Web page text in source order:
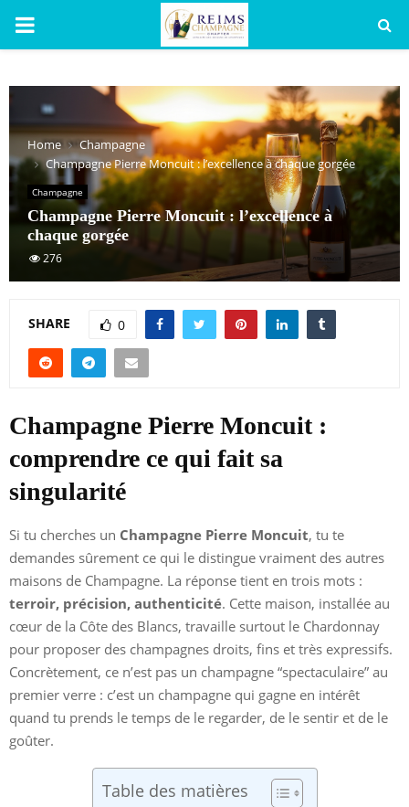
PRIMARY
Home
Champagne
Champagne Pierre Moncuit : l’excellence à chaque gorgée
Champagne
Champagne Pierre Moncuit : l’excellence à
chaque gorgée
276
SHARE 0
Champagne Pierre Moncuit :
comprendre ce qui fait sa
singularité
Si tu cherches un Champagne Pierre Moncuit, tu te
demandes sûrement ce qui le distingue vraiment des autres
maisons de Champagne. La réponse tient en trois mots :
terroir, précision, authenticité. Cette maison, installée au
cœur de la Côte des Blancs, travaille surtout le Chardonnay
pour proposer des champagnes droits, fins et très expressifs.
Concrètement, ce n’est pas un champagne “spectaculaire” au
premier verre : c’est un champagne qui gagne en intérêt
quand tu prends le temps de le regarder, de le sentir et de le
goûter.
Table des matières